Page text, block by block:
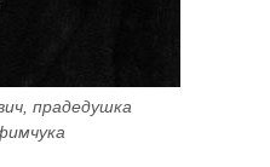
прадедушка